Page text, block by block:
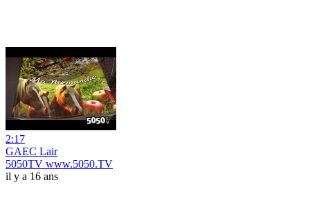
2:17
GAEC Lair
5050TV www.5050.TV
il y a 16 ans